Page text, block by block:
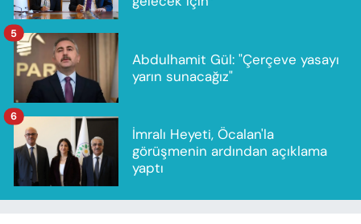
Abdulhamit Gül: "Çerçeve yasayı
yarın sunacağız"
5
İmralı Heyeti, Öcalan'la
görüşmenin ardından açıklama
yaptı
6